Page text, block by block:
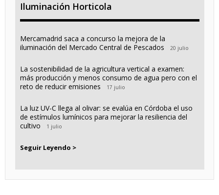
Iluminación Horticola
Mercamadrid saca a concurso la mejora de la
iluminación del Mercado Central de Pescados
20 julio
La sostenibilidad de la agricultura vertical a examen:
más producción y menos consumo de agua pero con el
reto de reducir emisiones
17 julio
La luz UV-C llega al olivar: se evalúa en Córdoba el uso
de estímulos lumínicos para mejorar la resiliencia del
cultivo
1 julio
Seguir Leyendo >